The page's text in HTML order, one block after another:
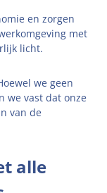
en zorgen
met
licht.
we geen
we vast dat onze
van de
alle